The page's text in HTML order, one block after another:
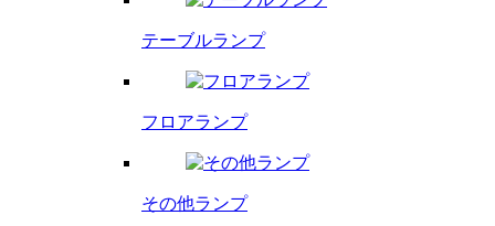
テーブルランプ
フロアランプ
その他ランプ